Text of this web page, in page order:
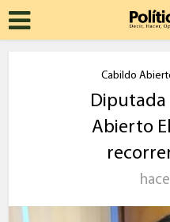
Cabildo
Abierto